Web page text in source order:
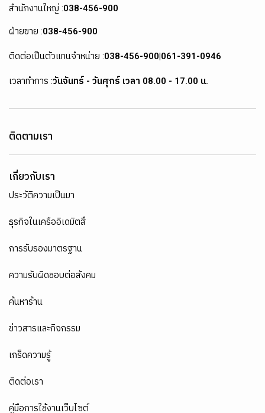
สำนักงานใหญ่ :038-456-900
ฝ่ายขาย :038-456-900
ติดต่อเป็นตัวแทนจำหน่าย :038-456-900|061-391-0946
เวลาทำการ :วันจันทร์ - วันศุกร์ เวลา 08.00 - 17.00 น.
ติดตามเรา
เกี่ยวกับเรา
ประวัติความเป็นมา
ธุรกิจในเครืออิเดมิตสึ
การรับรองมาตรฐาน
ความรับผิดชอบต่อสังคม
ค้นหาร้าน
ข่าวสารและกิจกรรม
เกร็ดความรู้
ติดต่อเรา
คู่มือการใช้งานเว็บไซต์